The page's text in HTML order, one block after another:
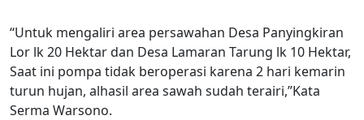
“Untuk mengaliri area persawahan Desa Panyingkiran
Lor lk 20 Hektar dan Desa Lamaran Tarung lk 10 Hektar,
Saat ini pompa tidak beroperasi karena 2 hari kemarin
turun hujan, alhasil area sawah sudah terairi,”Kata
Serma Warsono.